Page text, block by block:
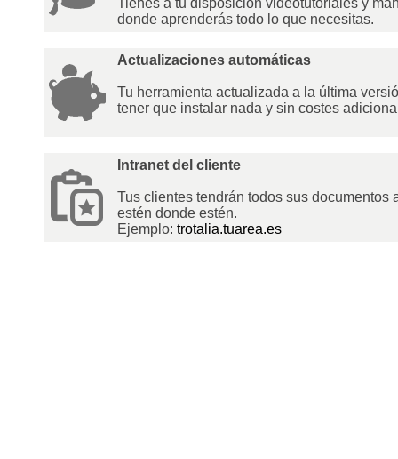
Tienes a tu disposición videotutoriales y
donde aprenderás todo lo que necesitas.
Actualizaciones automáticas
Tu herramienta actualizada a la última
tener que instalar nada y sin costes
Intranet del cliente
Tus clientes tendrán todos sus documentos
estén donde estén.
Ejemplo: trotalia.tuarea.es